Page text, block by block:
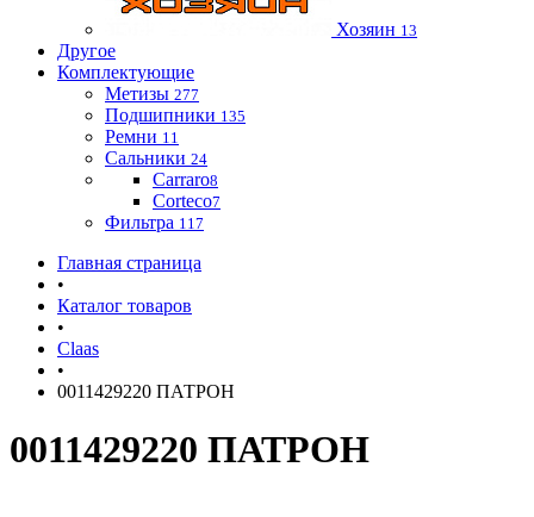
Хозяин 13
Другое
Комплектующие
Метизы 277
Подшипники 135
Ремни 11
Сальники 24
Carraro8
Corteco7
Фильтра 117
Главная страница
•
Каталог товаров
•
Claas
•
0011429220 ПАТРОН
0011429220 ПАТРОН